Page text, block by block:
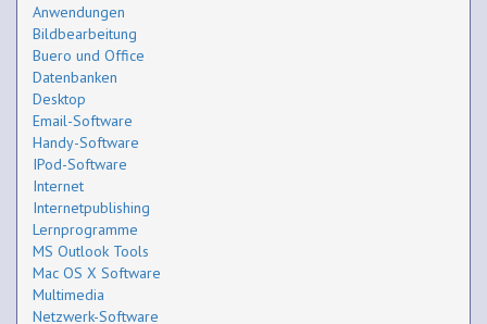
Anwendungen
Bildbearbeitung
Buero und Office
Datenbanken
Desktop
Email-Software
Handy-Software
IPod-Software
Internet
Internetpublishing
Lernprogramme
MS Outlook Tools
Mac OS X Software
Multimedia
Netzwerk-Software